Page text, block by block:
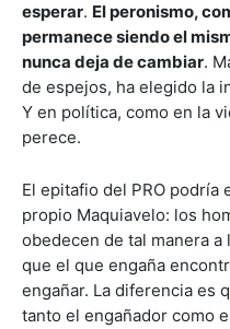
esperar. El peronismo,
permanece siendo el
nunca deja de cambiar.
de espejos, ha elegido la
Y en política, como en la
perece.
El epitafio del PRO podría
propio Maquiavelo: los
obedecen de tal manera
que el que engaña
engañar. La diferencia es
tanto el engañador como